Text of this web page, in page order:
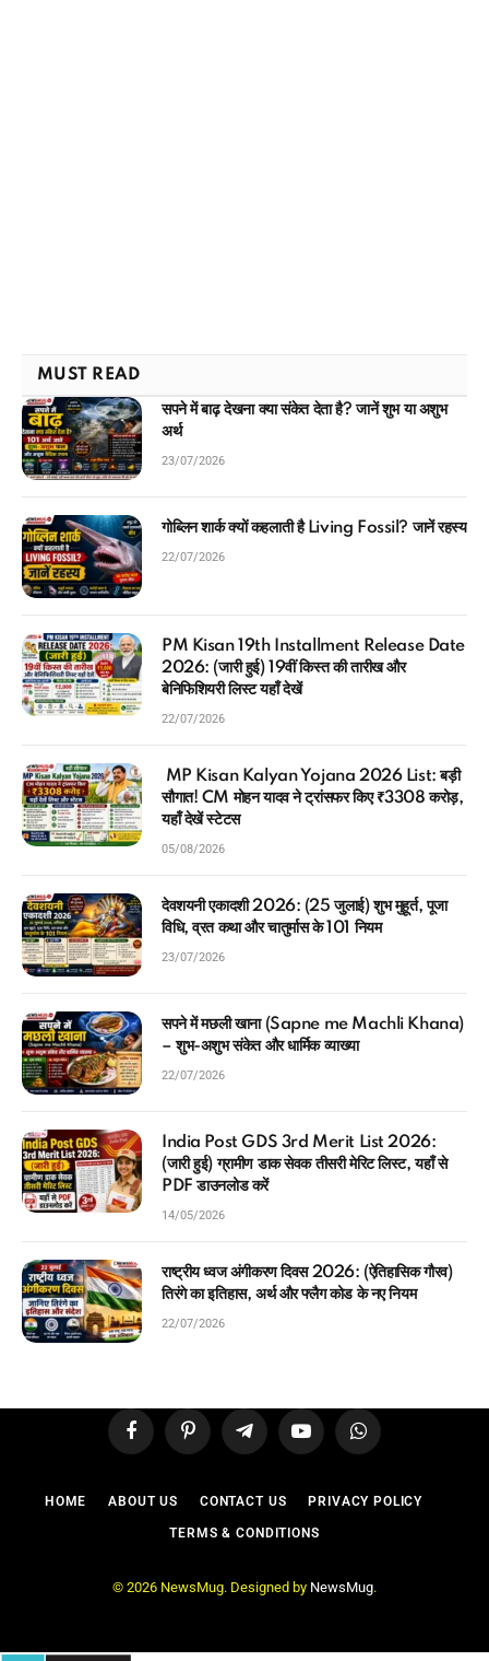
MUST READ
सपने में बाढ़ देखना क्या संकेत देता है? जानें शुभ या अशुभ
अर्थ
गोब्लिन शार्क क्यों कहलाती है Living Fossil? जानें रहस्य
PM Kisan 19th Installment Release Date
2026: (जारी हुई) 19वीं किस्त की तारीख और
बेनिफिशियरी लिस्ट यहाँ देखें
MP Kisan Kalyan Yojana 2026 List: बड़ी
सौगात! CM मोहन यादव ने ट्रांसफर किए ₹3308 करोड़,
यहाँ देखें स्टेटस
देवशयनी एकादशी 2026: (25 जुलाई) शुभ मुहूर्त, पूजा
विधि, व्रत कथा और चातुर्मास के 101 नियम
सपने में मछली खाना (Sapne me Machli Khana)
– शुभ-अशुभ संकेत और धार्मिक व्याख्या
India Post GDS 3rd Merit List 2026:
(जारी हुई) ग्रामीण डाक सेवक तीसरी मेरिट लिस्ट, यहाँ से
PDF डाउनलोड करें
राष्ट्रीय ध्वज अंगीकरण दिवस 2026: (ऐतिहासिक गौरव)
तिरंगे का इतिहास, अर्थ और फ्लैग कोड के नए नियम
FacebookPinterestTelegramYouTubeWhatsApp
HOME ABOUT US CONTACT US PRIVACY POLICY
TERMS & CONDITIONS
© 2026 NewsMug. Designed by NewsMug